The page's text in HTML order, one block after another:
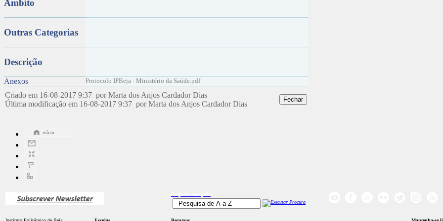
Âmbito
Outras Categorias
Descrição
Anexos Protocolo IPBeja - Ministério da Saúde.pdf
Criado em 16-08-2017 9:37 por Marta dos Anjos Cardador Dias
Última modificação em 16-08-2017 9:37 por Marta dos Anjos Cardador Dias